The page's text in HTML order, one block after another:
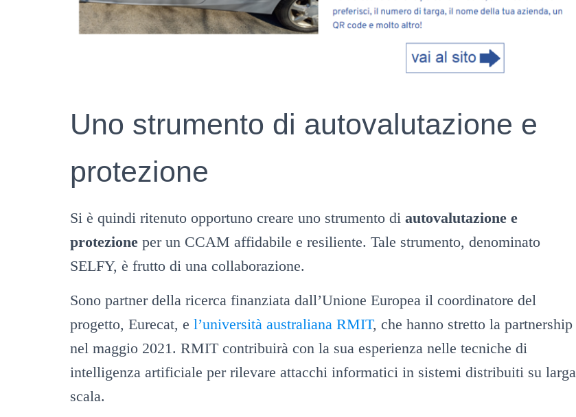
Uno strumento di autovalutazione e
protezione
Si è quindi ritenuto opportuno creare uno strumento di autovalutazione e
protezione per un CCAM affidabile e resiliente. Tale strumento, denominato
SELFY, è frutto di una collaborazione.
Sono partner della ricerca finanziata dall’Unione Europea il coordinatore del
progetto, Eurecat, e l’università australiana RMIT, che hanno stretto la partnership
nel maggio 2021. RMIT contribuirà con la sua esperienza nelle tecniche di
intelligenza artificiale per rilevare attacchi informatici in sistemi distribuiti su larga
scala.